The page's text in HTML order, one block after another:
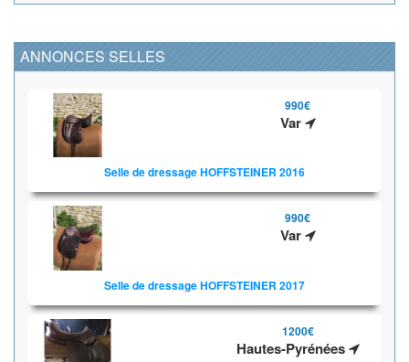
ANNONCES SELLES
990€
Var
Selle de dressage HOFFSTEINER 2016
990€
Var
Selle de dressage HOFFSTEINER 2017
1200€
Hautes-Pyrénées